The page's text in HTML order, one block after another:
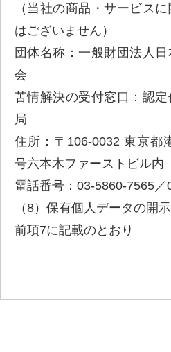
（当社の商品・サービス
はございません）
団体名称：一般財団法人
会
苦情解決の受付窓口：認
局
住所：〒106-0032 東京都
号六本木ファーストビル内
電話番号：03-5860-7565
（8）保有個人データの開
前項7に記載のとおり